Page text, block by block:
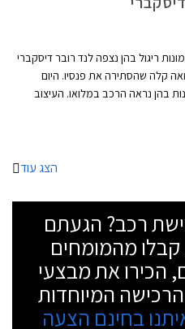
ריגול בהן נצפה לנד רובר דיסקברי
קלה שהסתירה את פנסיו. היום
בהן נראה הרכב במלואו. העיצוב
הצג עוד
רכב? הגעתם
קבלו מהמומחים
הכירו את מבצעי
המיוחדות
בחינם הצעה